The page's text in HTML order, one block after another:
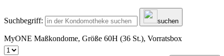
Suchbegriff: suchen
MyONE Maßkondome, Größe 60H (36 St.), Vorratsbox